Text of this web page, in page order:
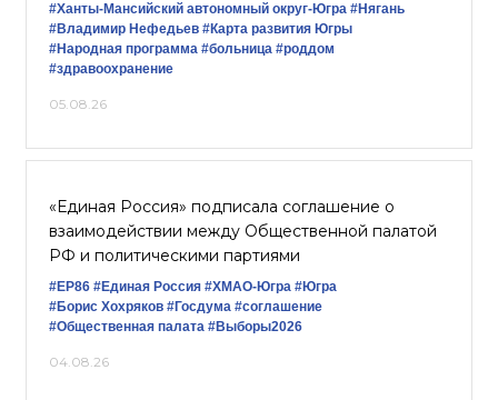
#Ханты-Мансийский автономный округ-Югра #Нягань
#Владимир Нефедьев #Карта развития Югры
#Народная программа #больница #роддом
#здравоохранение
05.08.26
«Единая Россия» подписала соглашение о
взаимодействии между Общественной палатой
РФ и политическими партиями
#ЕР86 #Единая Россия #ХМАО-Югра #Югра
#Борис Хохряков #Госдума #соглашение
#Общественная палата #Выборы2026
04.08.26